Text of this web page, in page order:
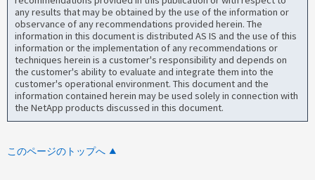
any results that may be obtained by the use of the information or
observance of any recommendations provided herein. The
information in this document is distributed AS IS and the use of this
information or the implementation of any recommendations or
techniques herein is a customer's responsibility and depends on
the customer's ability to evaluate and integrate them into the
customer's operational environment. This document and the
information contained herein may be used solely in connection with
the NetApp products discussed in this document.
このページのトップへ